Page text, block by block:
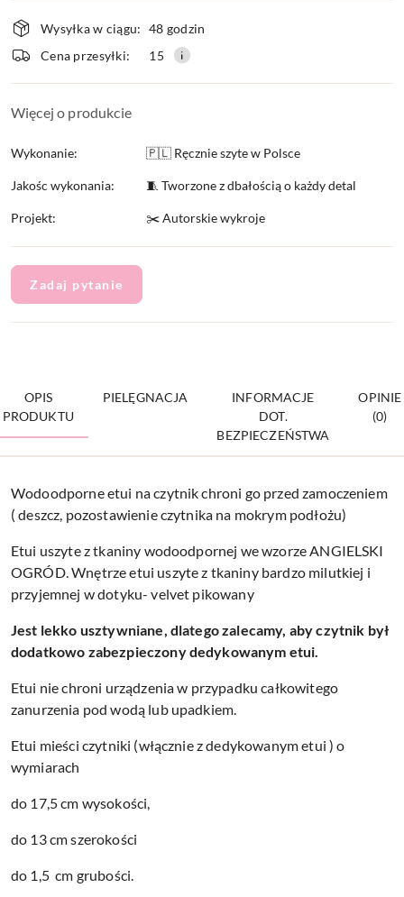
i
dostawa
Wysyłka w ciągu: 48 godzin
Cena przesyłki:
15
Więcej o produkcie
Wykonanie: 🇵🇱 Ręcznie szyte w Polsce
Jakośc wykonania: 🧵 Tworzone z dbałością o każdy detal
Projekt: ✂️ Autorskie wykroje
Zadaj pytanie
OPIS
PRODUKTU
PIELĘGNACJA
INFORMACJE
DOT.
BEZPIECZEŃSTWA
OPINIE
(0)
Wodoodporne etui na czytnik chroni go przed zamoczeniem
( deszcz, pozostawienie czytnika na mokrym podłożu)
Etui uszyte z tkaniny wodoodpornej we wzorze ANGIELSKI
OGRÓD. Wnętrze etui uszyte z tkaniny bardzo milutkiej i
przyjemnej w dotyku- velvet pikowany
Jest lekko usztywniane, dlatego zalecamy, aby czytnik był
dodatkowo zabezpieczony dedykowanym etui.
Etui nie chroni urządzenia w przypadku całkowitego
zanurzenia pod wodą lub upadkiem.
Etui mieści czytniki (włącznie z dedykowanym etui ) o
wymiarach
do 17,5 cm wysokości,
do 13 cm szerokości
do 1,5 cm grubości.